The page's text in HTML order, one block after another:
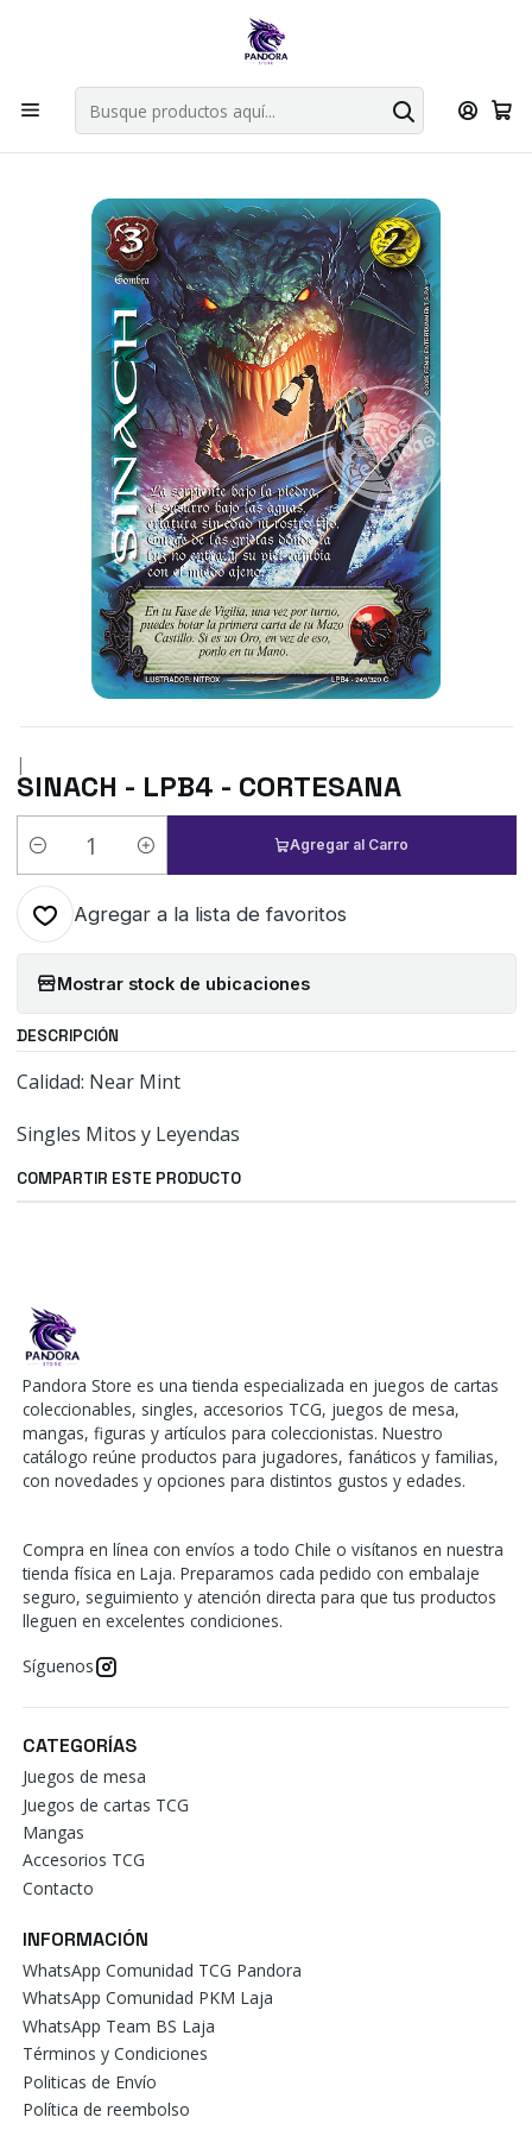
Por compras en cartas singles superiores a 49.990 el envio es
Explorar singles
Inicio Juegos de cartas TCG Mitos y Leyendas TCG
Singles Primer Bloque MYL Aliado
|
SINACH - LPB4 - CORTESANA
Cantidad
Agregar al Carro
Agregar a la lista de favoritos
Mostrar stock de ubicaciones
DESCRIPCIÓN
Calidad: Near Mint
Singles Mitos y Leyendas
COMPARTIR ESTE PRODUCTO
Pandora Store es una tienda especializada en juegos de cartas
coleccionables, singles, accesorios TCG, juegos de mesa,
mangas, figuras y artículos para coleccionistas. Nuestro
catálogo reúne productos para jugadores, fanáticos y familias,
con novedades y opciones para distintos gustos y edades.
Compra en línea con envíos a todo Chile o visítanos en nuestra
tienda física en Laja. Preparamos cada pedido con embalaje
seguro, seguimiento y atención directa para que tus productos
lleguen en excelentes condiciones.
Síguenos
CATEGORÍAS
Juegos de mesa
Juegos de cartas TCG
Mangas
Accesorios TCG
Contacto
INFORMACIÓN
WhatsApp Comunidad TCG Pandora
WhatsApp Comunidad PKM Laja
WhatsApp Team BS Laja
Términos y Condiciones
Politicas de Envío
Política de reembolso